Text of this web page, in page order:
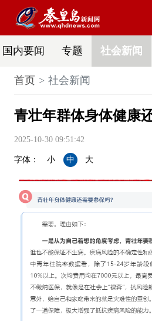
国内要闻 专题 社会新闻
首页 社会新闻
青壮年群体身体健康
2025-10-30 09:51:42
字体： 小 中 大